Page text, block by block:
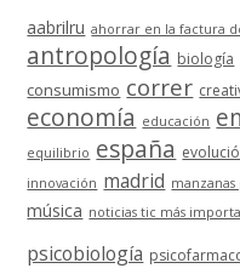
aabrilru ahorrar en la factura
antropología biología
consumismo correr
economía educación
equilibrio españa
innovación madrid
música noticias tic más
psicobiología